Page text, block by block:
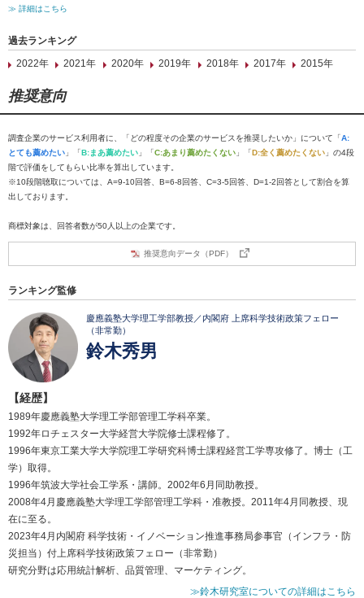
≫ 詳細はこちら
過去ランキング
2022年
2021年 2020年 2019年 2018年 2017年 2015年
推奨意向
調査企業のサービス利用者に、「どの程度その企業のサービスを推奨したいか」について「A:
とても薦めたい 」「B:まあ薦めたい 」「C:あまり薦めたくない 」「D:全く薦めたくない 」の4段
階で評価をしてもらい比率を算出しています。
※10段階聴取については、A=9-10回答、B=6-8回答、C=3-5回答、D=1-2回答として割合を算
出しております。
商標対象は、回答者数が50人以上の企業です。
推奨意向データ（PDF）
ランキング監修
慶應義塾大学理工学部教授／内閣府 上席科学技術政策フェロー
（非常勤）
鈴木秀男
【経歴】
1989年慶應義塾大学理工学部管理工学科卒業。
1992年ロチェスター大学経営大学院修士課程修了。
1996年東京工業大学大学院理工学研究科博士課程経営工学専攻修了。博士（工
学）取得。
1996年筑波大学社会工学系・講師。2002年6月同助教授。
2008年4月慶應義塾大学理工学部管理工学科・准教授。2011年4月同教授、現
在に至る。
2023年4月内閣府 科学技術・イノベーション推進事務局参事官（インフラ・防
災担当）付上席科学技術政策フェロー（非常勤）
研究分野は応用統計解析、品質管理、マーケティング。
≫鈴木研究室についての詳細はこちら